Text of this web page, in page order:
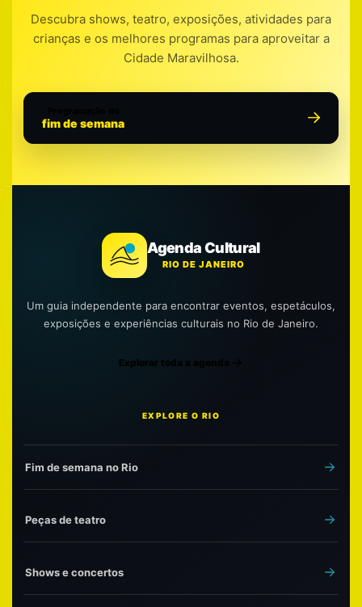
Descubra shows, teatro, exposições, atividades para
crianças e os melhores programas para aproveitar a
Cidade Maravilhosa.
fim de semana
Agenda Cultural
RIO DE JANEIRO
Um guia independente para encontrar eventos, espetáculos,
exposições e experiências culturais no Rio de Janeiro.
Explorar toda a agenda
EXPLORE O RIO
Fim de semana no Rio
Peças de teatro
Shows e concertos